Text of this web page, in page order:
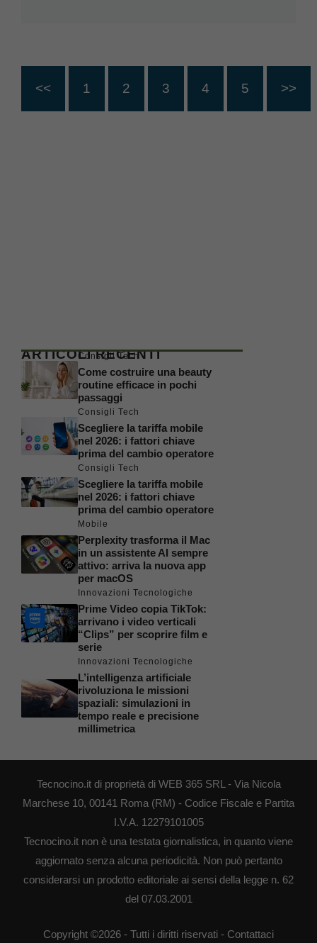
<< 1 2 3 4 5 >>
ARTICOLI RECENTI
Consigli Tech
Come costruire una beauty
routine efficace in pochi
passaggi
Consigli Tech
Scegliere la tariffa mobile
nel 2026: i fattori chiave
prima del cambio operatore
Consigli Tech
Scegliere la tariffa mobile
nel 2026: i fattori chiave
prima del cambio operatore
Mobile
Perplexity trasforma il Mac
in un assistente AI sempre
attivo: arriva la nuova app
per macOS
Innovazioni Tecnologiche
Prime Video copia TikTok:
arrivano i video verticali
“Clips” per scoprire film e
serie
Innovazioni Tecnologiche
L’intelligenza artificiale
rivoluziona le missioni
spaziali: simulazioni in
tempo reale e precisione
millimetrica
Tecnocino.it di proprietà di WEB 365 SRL - Via Nicola
Marchese 10, 00141 Roma (RM) - Codice Fiscale e Partita
I.V.A. 12279101005
Tecnocino.it non è una testata giornalistica, in quanto viene
aggiornato senza alcuna periodicità. Non può pertanto
considerarsi un prodotto editoriale ai sensi della legge n. 62
del 07.03.2001
Copyright ©2026 - Tutti i diritti riservati - Contattaci